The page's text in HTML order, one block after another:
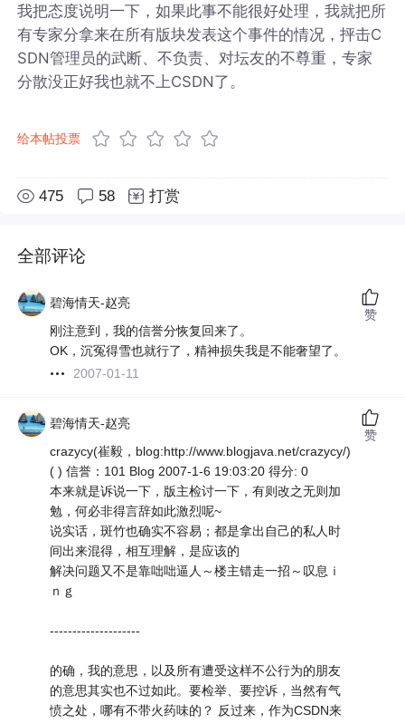
我把态度说明一下，如果此事不能很好处理，我就把所
有专家分拿来在所有版块发表这个事件的情况，抨击C
SDN管理员的武断、不负责、对坛友的不尊重，专家
分散没正好我也就不上CSDN了。
给本帖投票
475 58 打赏
全部评论
碧海情天-赵亮
刚注意到，我的信誉分恢复回来了。
OK，沉冤得雪也就行了，精神损失我是不能奢望了。
2007-01-11
赞
碧海情天-赵亮
crazycy(崔毅，blog:http://www.blogjava.net/crazycy/)
( ) 信誉：101 Blog 2007-1-6 19:03:20 得分: 0
本来就是诉说一下，版主检讨一下，有则改之无则加
勉，何必非得言辞如此激烈呢~
说实话，斑竹也确实不容易；都是拿出自己的私人时
间出来混得，相互理解，是应该的
解决问题又不是靠咄咄逼人～楼主错走一招～叹息ｉ
ｎｇ
--------------------
的确，我的意思，以及所有遭受这样不公行为的朋友
的意思其实也不过如此。要检举、要控诉，当然有气
愤之处，哪有不带火药味的？ 反过来，作为CSDN来
赞